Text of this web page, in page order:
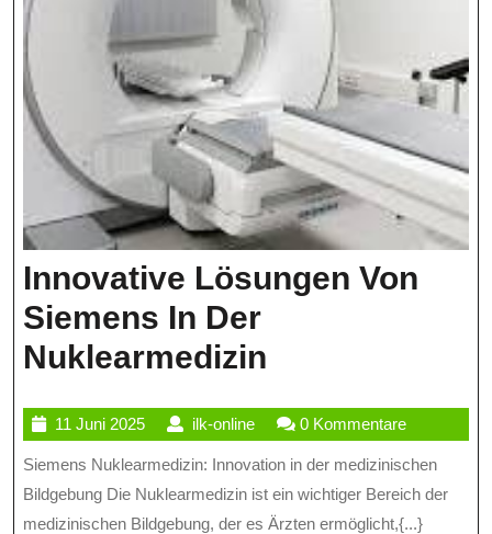
Innovative Lösungen Von
Siemens In Der
Nuklearmedizin
Von
Siemens
In
11 Juni 202511
Juni
2025
ilk-onlineilk-
online
0 Kommentare
Siemens Nuklearmedizin: Innovation in der medizinischen
Bildgebung Die Nuklearmedizin ist ein wichtiger Bereich der
medizinischen Bildgebung, der es Ärzten ermöglicht,{...}